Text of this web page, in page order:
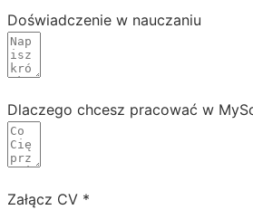
Doświadczenie w nauczaniu
Dlaczego chcesz pracować w
Załącz CV *